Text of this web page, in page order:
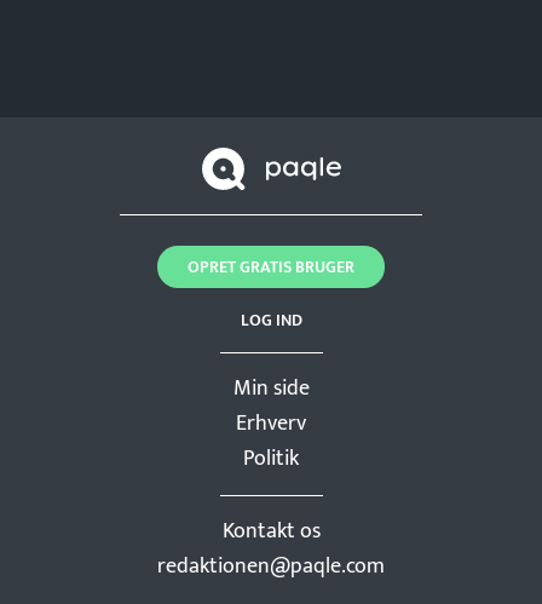
Min side
Erhverv
Politik
Kontakt os
redaktionen@paqle.com
LOG IND
OPRET GRATIS BRUGER